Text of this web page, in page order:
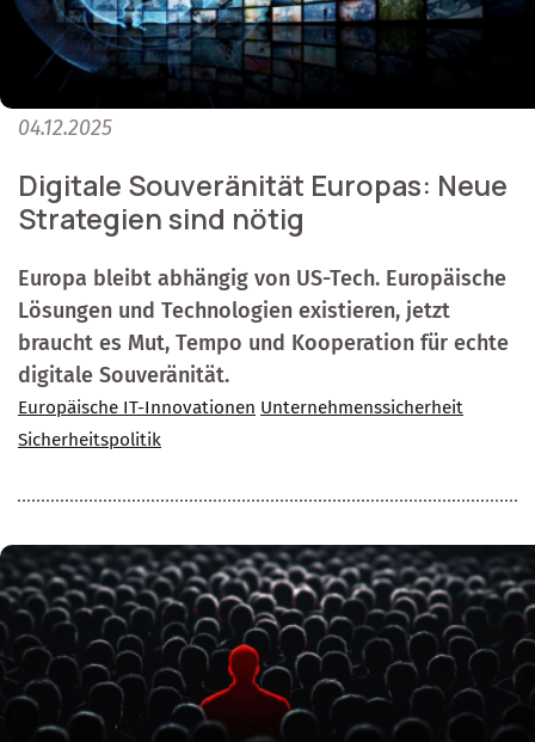
04.12.2025
Digitale Souveränität Europas: Neue
Strategien sind nötig
Europa bleibt abhängig von US-Tech. Europäische
Lösungen und Technologien existieren, jetzt
braucht es Mut, Tempo und Kooperation für echte
digitale Souveränität.
Europäische IT-Innovationen Unternehmenssicherheit
Sicherheitspolitik